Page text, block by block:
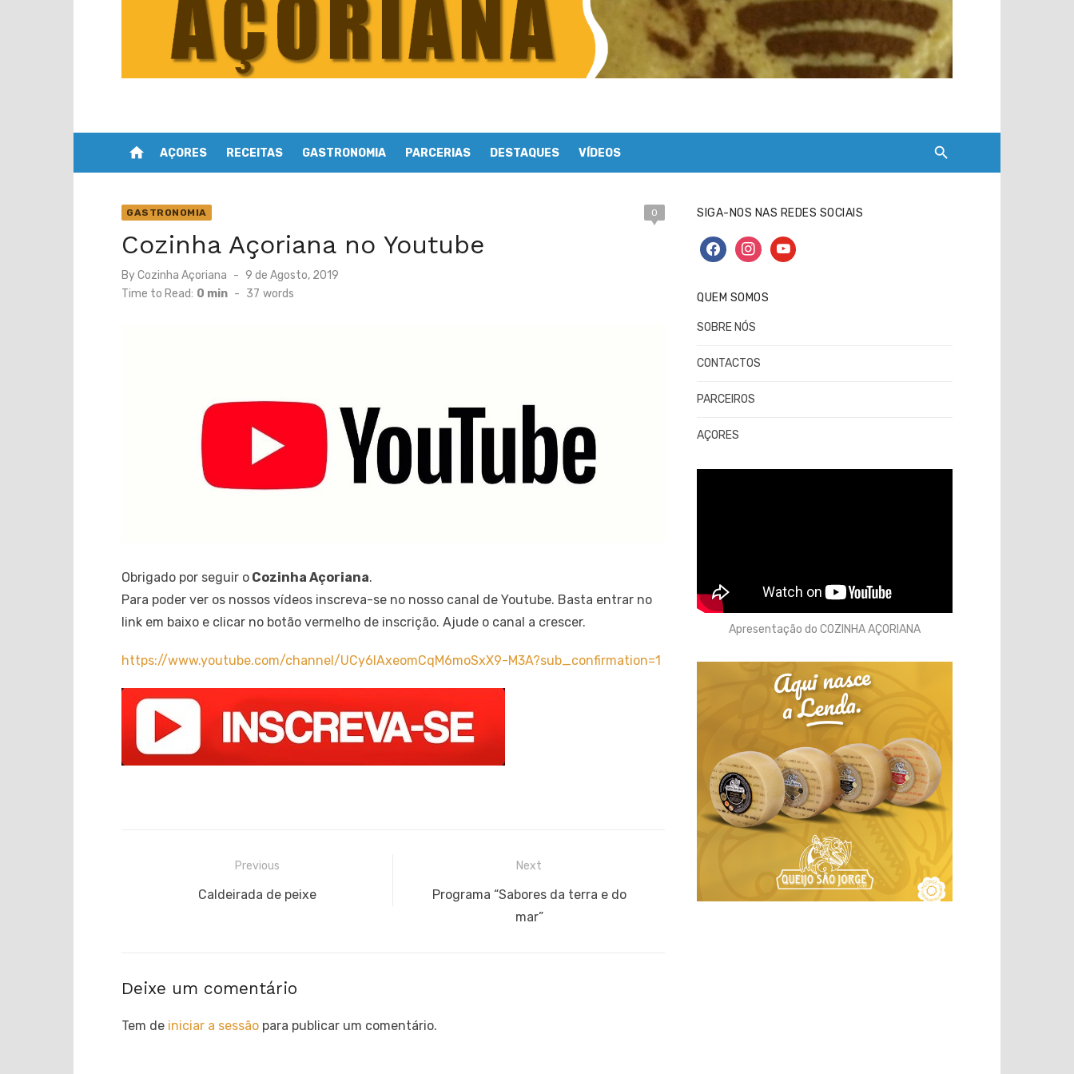
home AÇORES RECEITAS GASTRONOMIA PARCERIAS DESTAQUES VÍDEOS
GASTRONOMIA 0
Cozinha Açoriana no Youtube
ByCozinha Açoriana
Posted
on
9 de Agosto, 2019
Time to Read: 0 min - 37 words
Obrigado por seguir o Cozinha Açoriana.
Para poder ver os nossos vídeos inscreva-se no nosso canal de Youtube. Basta entrar no
link em baixo e clicar no botão vermelho de inscrição. Ajude o canal a crescer.
https://www.youtube.com/channel/UCy6IAxeomCqM6moSxX9-M3A?sub_confirmation=1
NavegaçãoPrevious
Previous
Caldeirada de peixe
Next
Next
Programa “Sabores da terra e do
mar”
Deixe um comentário
Tem de iniciar a sessão para publicar um comentário.
SIGA-NOS NAS REDES SOCIAIS
facebookinstagramyoutube
QUEM SOMOS
SOBRE NÓS
CONTACTOS
PARCEIROS
AÇORES
Apresentação do COZINHA AÇORIANA